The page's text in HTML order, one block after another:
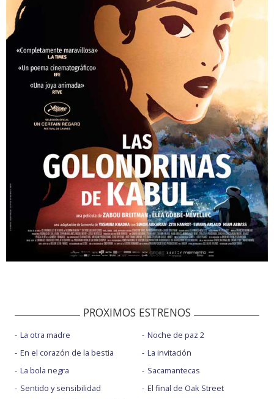
PROXIMOS ESTRENOS
La otra madre
En el corazón de la bestia
La bola negra
Sentido y sensibilidad
Noche de paz 2
La invitación
Sacamantecas
El final de Oak Street